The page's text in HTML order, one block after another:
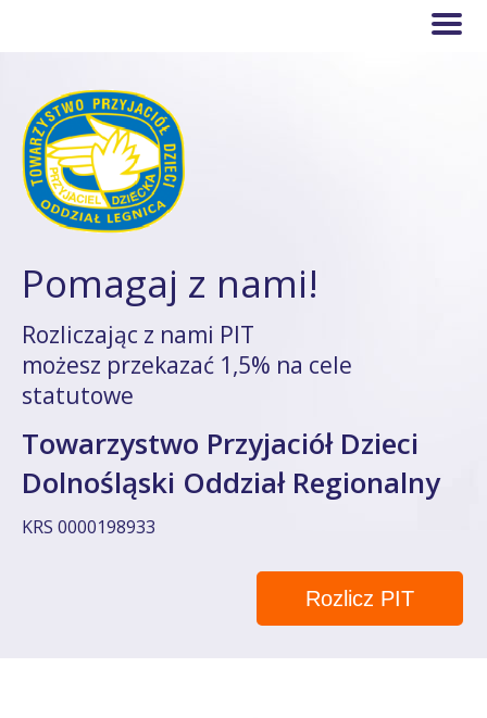
Pomagaj z nami!
Rozliczając z nami PIT
możesz przekazać 1,5% na cele
statutowe
Towarzystwo Przyjaciół Dzieci
Dolnośląski Oddział Regionalny
KRS 0000198933
Rozlicz PIT